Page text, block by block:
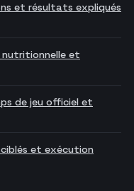
et résultats expliqués
et
de jeu officiel et
et exécution